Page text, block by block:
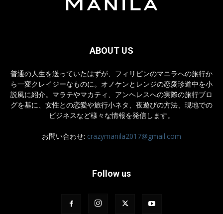
ABOUT US
普通の人生を送っていたはずが、フィリピンのマニラへの旅行か
ら一変クレイジーなものに。オノケンとレンジの恋愛珍道中を小
説風に紹介。マラテやマカティ、アンヘレスへの実際の旅行ブロ
グを基に、女性との恋愛や旅行小ネタ、夜遊びの方法、現地での
ビジネスなど様々な情報を発信します。
お問い合わせ: crazymanila2017@gmail.com
Follow us